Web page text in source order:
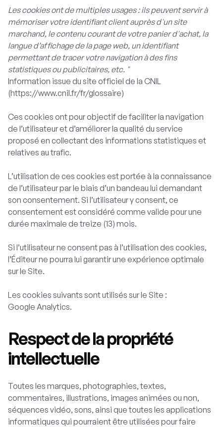
Les cookies ont de multiples usages : ils peuvent servir à
mémoriser votre identifiant client auprès d'un site
marchand, le contenu courant de votre panier d'achat, la
langue d’affichage de la page web, un identifiant
permettant de tracer votre navigation à des fins
statistiques ou publicitaires, etc. "
Information issue du site officiel de la CNIL
(https://www.cnil.fr/fr/glossaire)
Ces cookies ont pour objectif de faciliter la navigation
de l’utilisateur et d’améliorer la qualité du service
proposé en collectant des informations statistiques et
relatives au trafic.
L’utilisation de ces cookies est portée à la connaissance
de l’utilisateur par le biais d’un bandeau lui demandant
son consentement. Si l’utilisateur y consent, ce
consentement est considéré comme valide pour une
durée maximale de treize (13) mois.
Si l’utilisateur ne consent pas à l’utilisation des cookies,
l’Éditeur ne pourra lui garantir une expérience optimale
sur le Site.
Les cookies suivants sont utilisés sur le Site :
Google Analytics.
Respect de la propriété
intellectuelle
Toutes les marques, photographies, textes,
commentaires, illustrations, images animées ou non,
séquences vidéo, sons, ainsi que toutes les applications
informatiques qui pourraient être utilisées pour faire